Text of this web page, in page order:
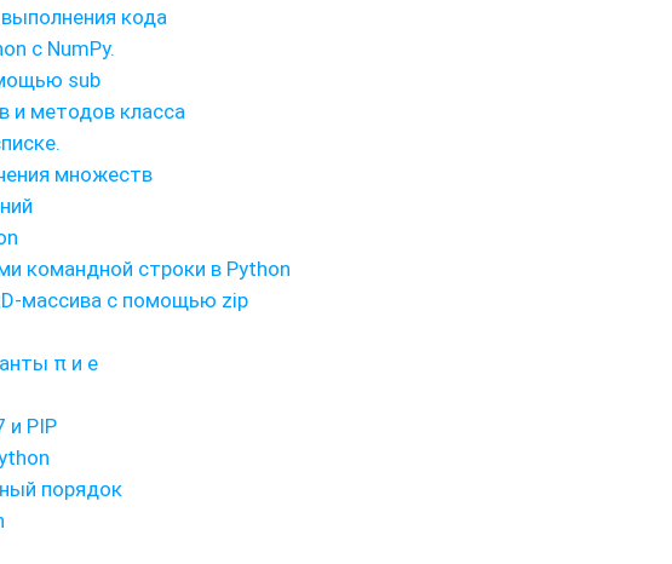
кода
с NumPy.
sub
и методов класса
множеств
командной строки в Python
массива с помощью zip
π и e
и PIP
порядок